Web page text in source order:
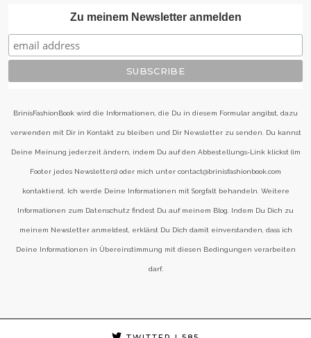
Zu meinem Newsletter anmelden
BrinisFashionBook wird die Informationen, die Du in diesem Formular angibst, dazu
verwenden mit Dir in Kontakt zu bleiben und Dir Newsletter zu senden. Du kannst
Deine Meinung jederzeit ändern, indem Du auf den Abbestellungs-Link klickst (im
Footer jedes Newsletters) oder mich unter contact@brinisfashionbook.com
kontaktierst. Ich werde Deine Informationen mit Sorgfalt behandeln. Weitere
Informationen zum Datenschutz findest Du auf meinem Blog. Indem Du Dich zu
meinem Newsletter anmeldest, erklärst Du Dich damit einverstanden, dass ich
Deine Informationen in Übereinstimmung mit diesen Bedingungen verarbeiten
darf.